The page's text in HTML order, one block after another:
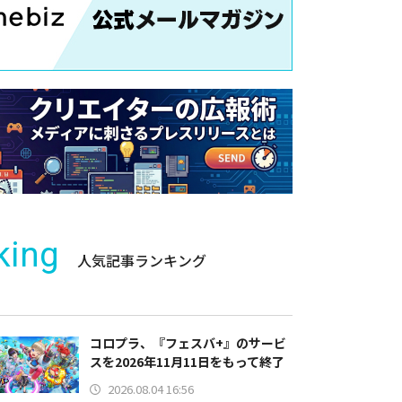
人気記事ランキング
コロプラ、『フェスバ+』のサービ
スを2026年11月11日をもって終了
2026.08.04 16:56